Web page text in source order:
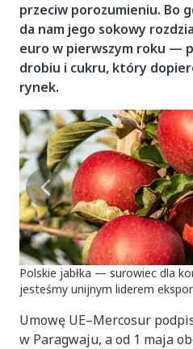
przeciw porozumieniu. Bo
da nam jego sokowy
euro w pierwszym roku —
drobiu i cukru, który
rynek.
Polskie jabłka — surowiec dla
jesteśmy unijnym liderem
Umowę UE–Mercosur
w Paragwaju, a od 1 maja